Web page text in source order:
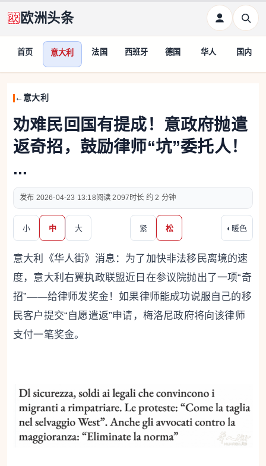
欧洲头条
首页 意大利 法国 西班牙 德国 华人 国内
意大利
劝难民回国有提成！意政府抛遣
返奇招，鼓励律师“坑”委托人！
...
2026-04-23 13:18 2097 约 2 分钟
小 中 大 紧 松 ◐ 暖色
意大利《华人街》消息：为了加快非法移民离境的速
度，意大利右翼执政联盟近日在参议院抛出了一项“奇
招”——给律师发奖金！如果律师能成功说服自己的移
民客户提交“自愿遣返”申请，梅洛尼政府将向该律师
支付一笔奖金。